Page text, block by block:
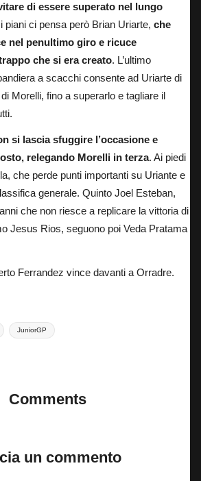
di essere superato nel lungo
piani ci pensa però Brian Uriarte, che
nel penultimo giro e ricuce
che si era creato. L’ultimo
a scacchi consente ad Uriarte di
Morelli, fino a superarlo e tagliare il
si lascia sfuggire l’occasione e
relegando Morelli in terza. Ai piedi
che perde punti importanti su Uriante e
generale. Quinto Joel Esteban,
che non riesce a replicare la vittoria di
Jesus Rios, seguono poi Veda Pratama
Ferrandez vince davanti a Orradre.
JuniorGP
Comments
un commento